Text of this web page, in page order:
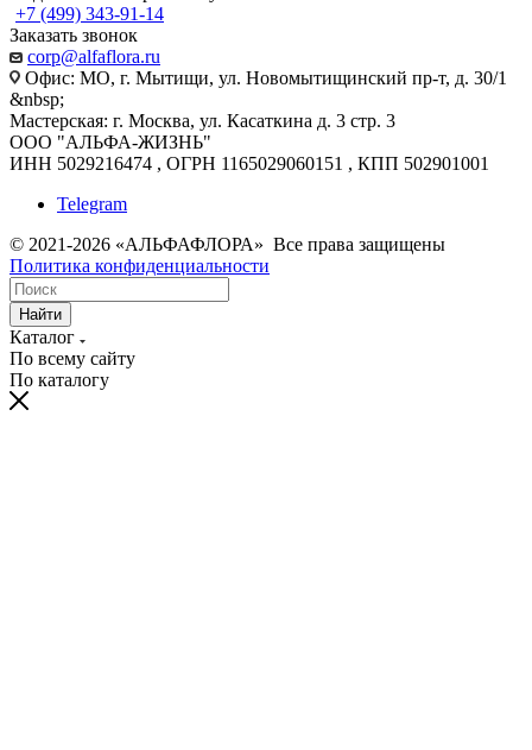
+7 (499) 343-91-14
Заказать звонок
corp@alfaflora.ru
Офис: МО, г. Мытищи, ул. Новомытищинский пр-т, д. 30/1
&nbsp;
Мастерская: г. Москва, ул. Касаткина д. 3 стр. 3
ООО "АЛЬФА-ЖИЗНЬ"
ИНН 5029216474 , ОГРН 1165029060151 , КПП 502901001
Telegram
© 2021-2026 «АЛЬФАФЛОРА» Все права защищены
Политика конфиденциальности
Найти
Каталог
По всему сайту
По каталогу